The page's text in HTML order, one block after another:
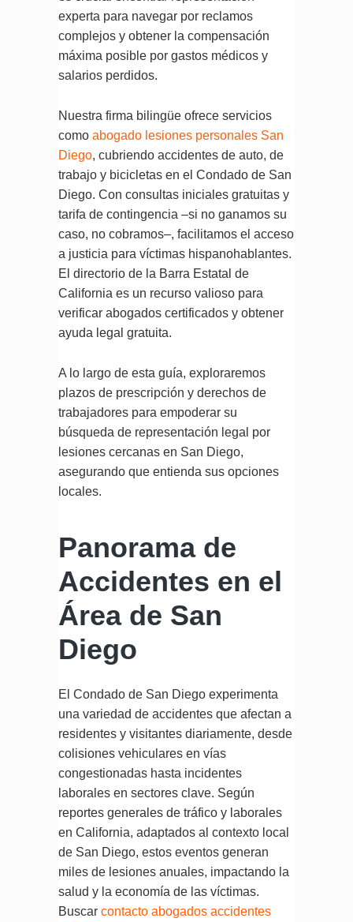
experta para navegar por reclamos
complejos y obtener la compensación
máxima posible por gastos médicos y
salarios perdidos.
Nuestra firma bilingüe ofrece servicios
como abogado lesiones personales San
Diego, cubriendo accidentes de auto, de
trabajo y bicicletas en el Condado de San
Diego. Con consultas iniciales gratuitas y
tarifa de contingencia –si no ganamos su
caso, no cobramos–, facilitamos el acceso
a justicia para víctimas hispanohablantes.
El directorio de la Barra Estatal de
California es un recurso valioso para
verificar abogados certificados y obtener
ayuda legal gratuita.
A lo largo de esta guía, exploraremos
plazos de prescripción y derechos de
trabajadores para empoderar su
búsqueda de representación legal por
lesiones cercanas en San Diego,
asegurando que entienda sus opciones
locales.
Panorama de
Accidentes en el
Área de San
Diego
El Condado de San Diego experimenta
una variedad de accidentes que afectan a
residentes y visitantes diariamente, desde
colisiones vehiculares en vías
congestionadas hasta incidentes
laborales en sectores clave. Según
reportes generales de tráfico y laborales
en California, adaptados al contexto local
de San Diego, estos eventos generan
miles de lesiones anuales, impactando la
salud y la economía de las víctimas.
Buscar contacto abogados accidentes